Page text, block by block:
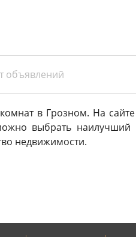
объявлений
в Грозном. На
выбрать наилучший
недвижимости.